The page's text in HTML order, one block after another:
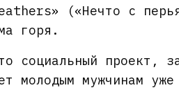
(«Нечто с
горя.
социальный проект,
молодым мужчинам уже